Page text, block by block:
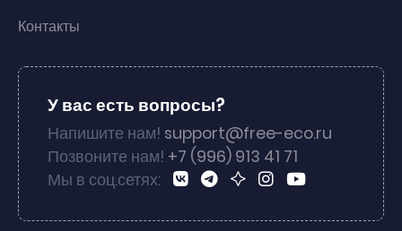
Контакты
У вас есть вопросы?
Напишите нам! support@free-eco.ru
Позвоните нам! +7 (996) 913 41 71
Мы в соц.сетях: